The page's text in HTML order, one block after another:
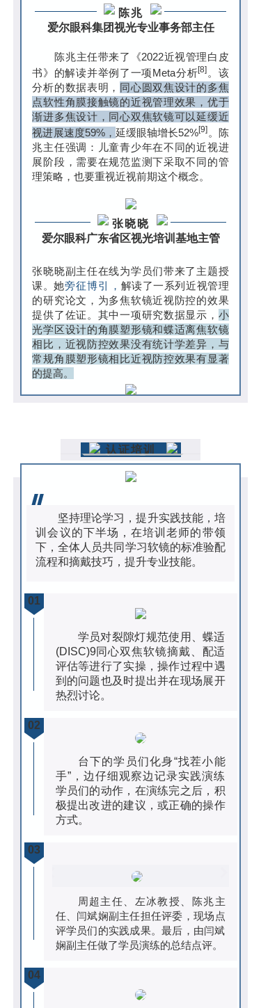
陈兆
爱尔眼科集团视光专业事务部主任
陈兆主任带来了《2022近视管理白皮
书》的解读并举例了一项Meta分析[8] 。该
分析的数据表明， 同心圆双焦设计的多焦
点软性角膜接触镜的近视管理效果，优于
渐进多焦设计，同心双焦软镜可以延缓近
视进展速度59%， 延缓眼轴增长52%[9] 。陈
兆主任强调：儿童青少年在不同的近视进
展阶段，需要在规范监测下采取不同的管
理策略，也要重视近视前期这个概念。
张晓晓
爱尔眼科广东省区视光培训基地主管
张晓晓副主任在线为学员们带来了主题授
课。她旁征博引， 解读了一系列近视管理
的研究论文，为多焦软镜近视防控的效果
提供了佐证。其中一项研究数据显示， 小
光学区设计的角膜塑形镜和蝶适离焦软镜
相比，近视防控效果没有统计学差异，与
常规角膜塑形镜相比近视防控效果有显著
的提高。
认证培训
坚持理论学习，提升实践技能，培
训会议的下半场，在培训老师的带领
下，全体人员共同学习软镜的标准验配
流程和摘戴技巧，提升专业技能。
01
学员对裂隙灯规范使用、蝶适
(DISC)9同心双焦软镜摘戴、配适
评估等进行了实操，操作过程中遇
到的问题也及时提出并在现场展开
热烈讨论。
02
台下的学员们化身“找茬小能
手”，边仔细观察边记录实践演练
学员们的动作，在演练完之后，积
极提出改进的建议，或正确的操作
方式。
03
周超主任、左冰教授、陈兆主
任、闫斌娴副主任担任评委，现场点
评学员们的实践成果。最后，由闫斌
娴副主任做了学员演练的总结点评。
04